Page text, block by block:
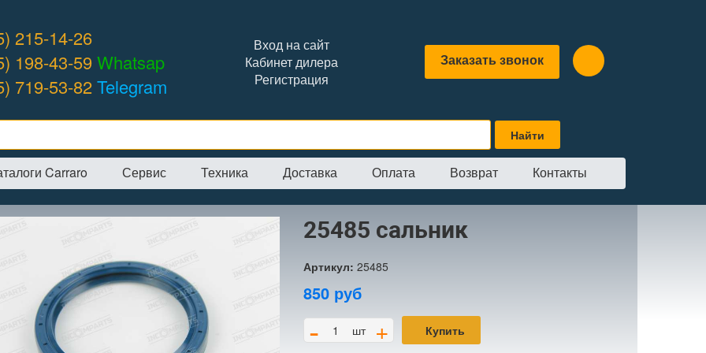
215-14-26
198-43-59Whatsap
719-53-82Telegram
Вход на сайт
Кабинет дилера
Регистрация
Заказать звонок
Carraro Сервис Техника Доставка Оплата Возврат Контакты
→Интернет-магазин →CARRARO Сальники→ 25485 сальник
25485 сальник
Артикул: 25485
850 руб
- шт + Купить